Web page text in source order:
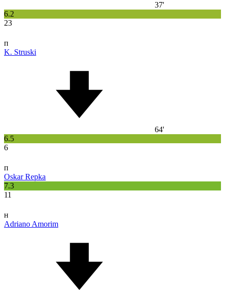
37'
6.2
23
п
K. Struski
64'
6.5
6
п
Oskar Repka
7.3
11
н
Adriano Amorim